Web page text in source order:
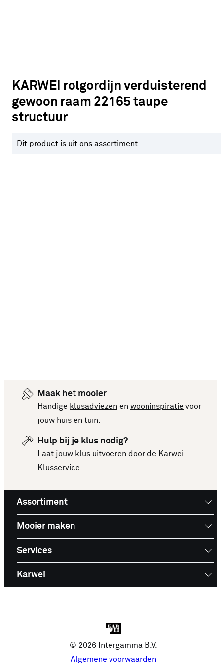
KARWEI rolgordijn verduisterend
gewoon raam 22165 taupe
structuur
Dit product is uit ons assortiment
Maak het mooier
Handige klusadviezen en wooninspiratie voor
jouw huis en tuin.
Hulp bij je klus nodig?
Laat jouw klus uitvoeren door de Karwei
Klusservice
Assortiment
Mooier maken
Services
Karwei
© 2026 Intergamma B.V.
Algemene voorwaarden